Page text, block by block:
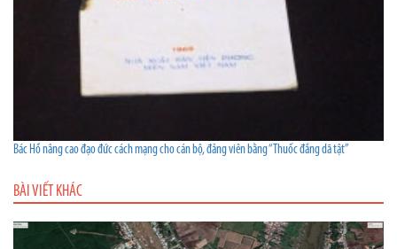
Bác Hồ nâng cao đạo đức cách mạng cho cán bộ, đảng viên bằng “Thuốc đắng dã tật”
BÀI VIẾT KHÁC